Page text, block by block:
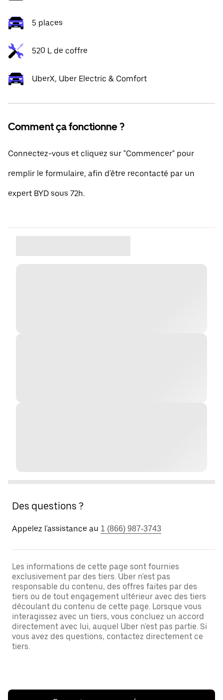
5 places
520 L de coffre
UberX, Uber Electric & Comfort
Comment ça fonctionne ?
Connectez-vous et cliquez sur "Commencer" pour
remplir le formulaire, afin d'être recontacté par un
expert BYD sous 72h.
Des questions ?
Appelez l'assistance au 1 (866) 987-3743
Les informations de cette page sont fournies
exclusivement par des tiers. Uber n'est pas
responsable du contenu, des offres faites par des
tiers ou de tout engagement ultérieur avec des tiers
découlant du contenu de cette page. Lorsque vous
interagissez avec un tiers, vous concluez un accord
directement avec lui, auquel Uber n'est pas partie. Si
vous avez des questions, contactez directement ce
tiers.